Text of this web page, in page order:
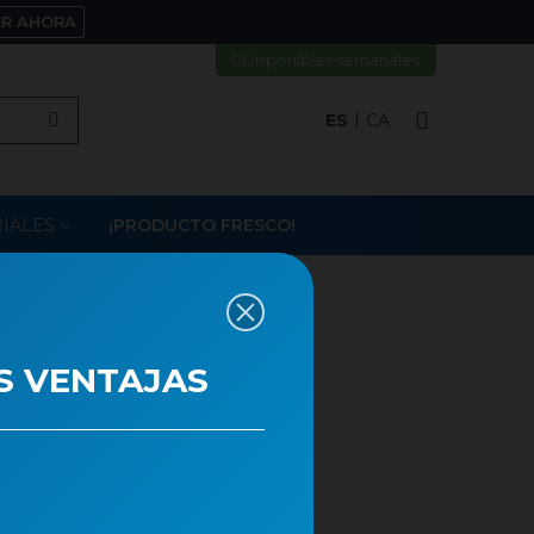
AHORA
ES CA
¡PRODUCTO FRESCO!
VENTAJAS